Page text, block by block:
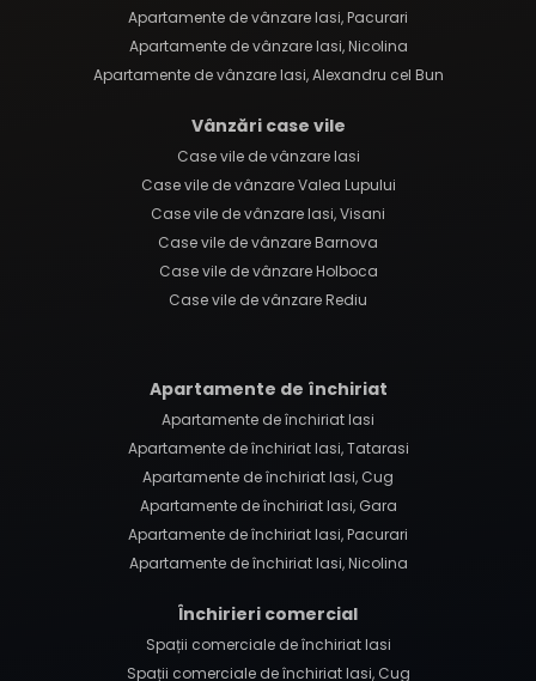
Apartamente de vânzare Iasi, Pacurari
Apartamente de vânzare Iasi, Nicolina
Apartamente de vânzare Iasi, Alexandru cel Bun
Vânzări case vile
Case vile de vânzare Iasi
Case vile de vânzare Valea Lupului
Case vile de vânzare Iasi, Visani
Case vile de vânzare Barnova
Case vile de vânzare Holboca
Case vile de vânzare Rediu
Apartamente de închiriat
Apartamente de închiriat Iasi
Apartamente de închiriat Iasi, Tatarasi
Apartamente de închiriat Iasi, Cug
Apartamente de închiriat Iasi, Gara
Apartamente de închiriat Iasi, Pacurari
Apartamente de închiriat Iasi, Nicolina
Închirieri comercial
Spații comerciale de închiriat Iasi
Spații comerciale de închiriat Iasi, Cug